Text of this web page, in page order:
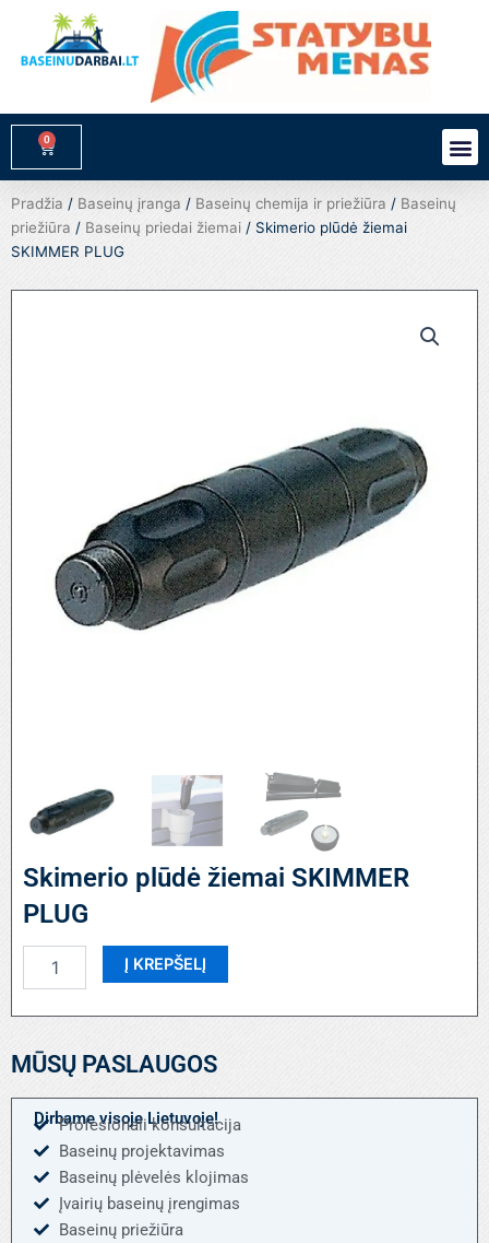
turinio
0
Cart
Pradžia / Baseinų įranga / Baseinų chemija ir priežiūra / Baseinų
priežiūra / Baseinų priedai žiemai / Skimerio plūdė žiemai
SKIMMER PLUG
Skimerio plūdė žiemai SKIMMER
PLUG
kiekis:
plūdė
SKIMMER
Į KREPŠELĮ
MŪSŲ PASLAUGOS
Dirbame visoje Lietuvoje!
Profesionali konsultacija
Baseinų projektavimas
Baseinų plėvelės klojimas
Įvairių baseinų įrengimas
Baseinų priežiūra